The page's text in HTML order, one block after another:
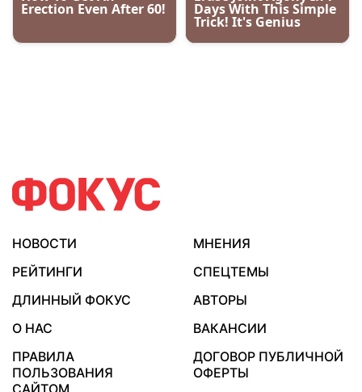
НОВОСТИ
МНЕНИЯ
РЕЙТИНГИ
СПЕЦТЕМЫ
ДЛИННЫЙ ФОКУС
АВТОРЫ
О НАС
ВАКАНСИИ
ПРАВИЛА
ПОЛЬЗОВАНИЯ
САЙТОМ
ДОГОВОР ПУБЛИЧНОЙ
ОФЕРТЫ